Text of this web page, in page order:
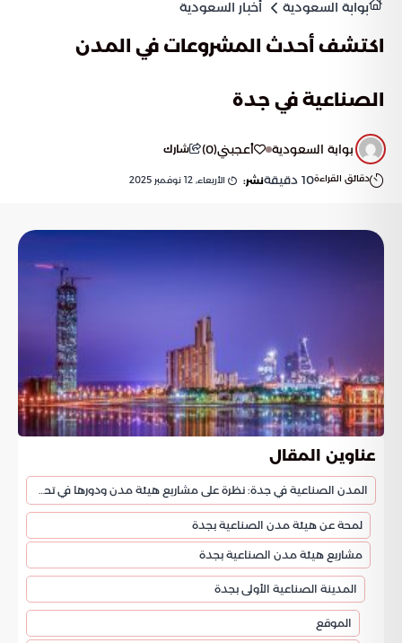
بوابة السعودية أخبار السعودية
اكتشف أحدث المشروعات في المدن
الصناعية في جدة
بوابة السعودية أعجبني(
0
) شارك
دقائق القراءة10 دقيقةنشر: الأربعاء, 12 نوفمبر 2025
عناوين المقال
المدن الصناعية في جدة: نظرة على مشاريع هيئة مدن ودورها في تحقيق رؤية 2030
لمحة عن هيئة مدن الصناعية بجدة
مشاريع هيئة مدن الصناعية بجدة
المدينة الصناعية الأولى بجدة
الموقع